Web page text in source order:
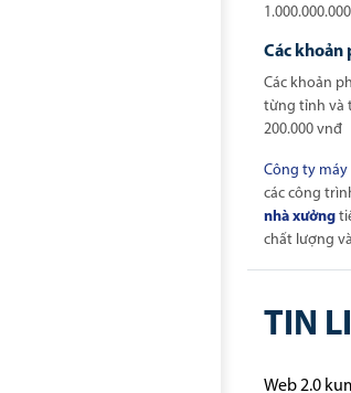
Các khoản
Các khoản
từng tỉnh và
200.000 vnđ
Công ty máy
các công
nhà xưởng
chất lượng
TIN
Web 2.0